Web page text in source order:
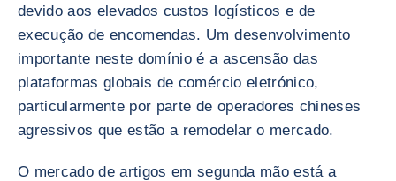
devido aos elevados custos logísticos e de
execução de encomendas. Um desenvolvimento
importante neste domínio é a ascensão das
plataformas globais de comércio eletrónico,
particularmente por parte de operadores chineses
agressivos que estão a remodelar o mercado.
O mercado de artigos em segunda mão está a